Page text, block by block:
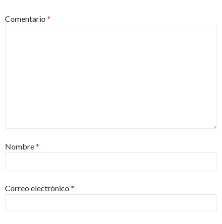
Comentario *
Nombre*
Correo electrónico *